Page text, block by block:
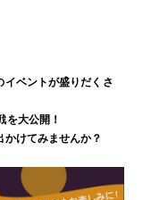
ベントが盛りだくさ
大公開！
けてみませんか？